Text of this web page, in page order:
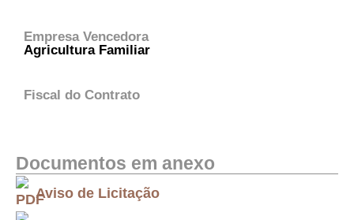
Empresa Vencedora
Agricultura Familiar
Fiscal do Contrato
Documentos em anexo
Aviso de Licitação